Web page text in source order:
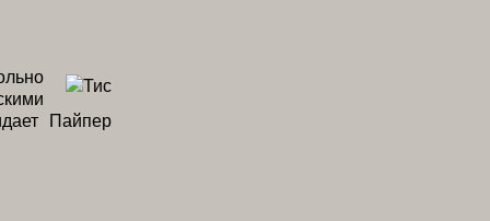
Пайпер